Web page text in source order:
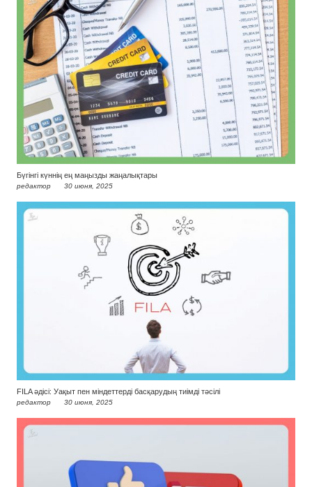
Бүгінгі күннің ең маңызды жаңалықтары
редактор 30 июня, 2025
FILA әдісі: Уақыт пен міндеттерді басқарудың тиімді тәсілі
редактор 30 июня, 2025